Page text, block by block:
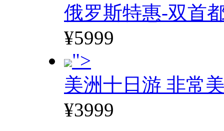
俄罗斯特惠-双首
¥5999
">
美洲十日游 非常
¥3999